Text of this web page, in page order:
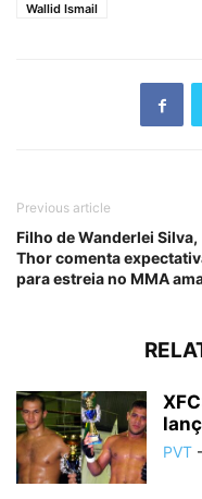
Wallid Ismail
Previous article
Filho de Wanderlei Silva,
Thor comenta
para estreia no MMA
PVT -